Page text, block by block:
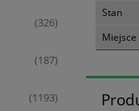
(326)
(187)
(1193)
Stan